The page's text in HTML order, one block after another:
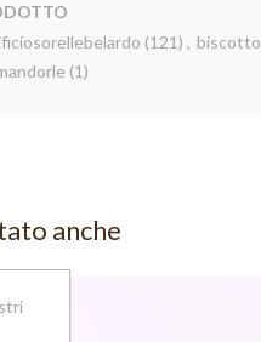
(121) , biscotto
(1)
anche